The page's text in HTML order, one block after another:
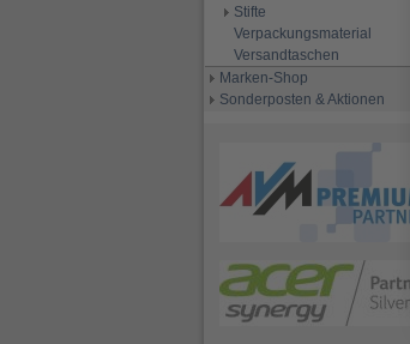
Stifte
Verpackungsmaterial
Versandtaschen
Marken-Shop
Sonderposten & Aktionen